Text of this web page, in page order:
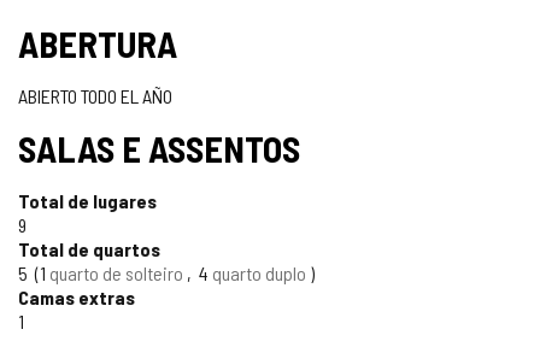
SELO
TURISMO
CONFIÁVEL
ABERTURA
ABIERTO TODO EL AÑO
SALAS E ASSENTOS
Total de lugares
9
Total de quartos
5
1 quarto de solteiro 4 quarto duplo
Camas extras
1